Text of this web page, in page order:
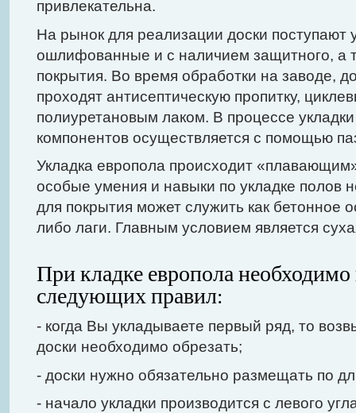
привлекательна.
На рынок для реализации доски поступают
ошлифованные и с наличием защитного, а
покрытия. Во время обработки на заводе,
проходят антисептическую пропитку,
полиуретановым лаком. В процессе
компонентов осуществляется с помощью
Укладка европола происходит
особые умения и навыки по укладке полов
для покрытия может служить как бетонное
либо лаги. Главным условием является
При кладке европола
следующих правил:
- когда Вы укладываете первый ряд, то
доски необходимо обрезать;
- доски нужно обязательно размещать по
- начало укладки производится с левого